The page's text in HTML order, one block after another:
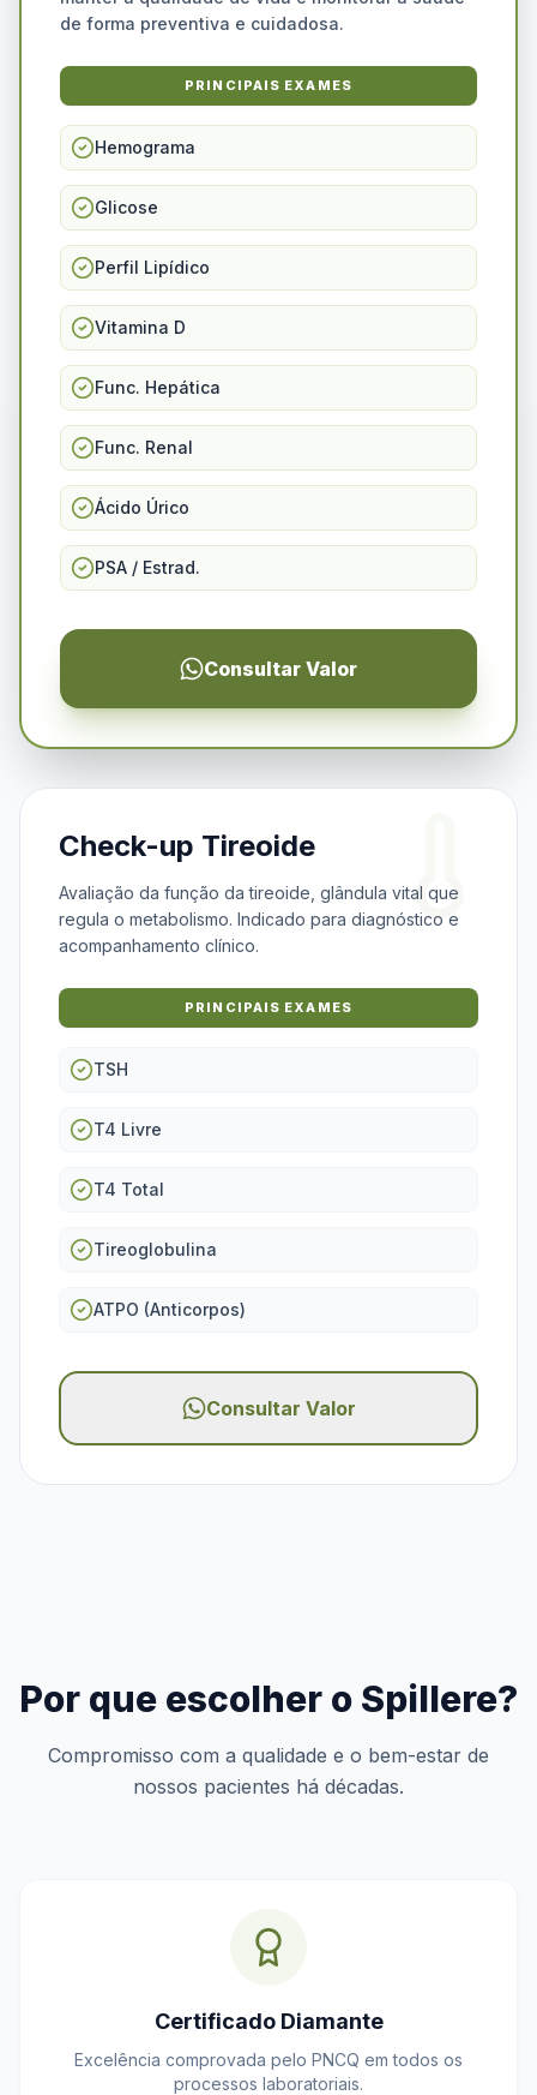
de forma preventiva e cuidadosa.
PRINCIPAIS EXAMES
Hemograma
Glicose
Perfil Lipídico
Vitamina D
Func. Hepática
Func. Renal
Ácido Úrico
PSA / Estrad.
Consultar Valor
Check-up Tireoide
Avaliação da função da tireoide, glândula vital que
regula o metabolismo. Indicado para diagnóstico e
acompanhamento clínico.
PRINCIPAIS EXAMES
TSH
T4 Livre
T4 Total
Tireoglobulina
ATPO (Anticorpos)
Consultar Valor
Por que escolher o Spillere?
Compromisso com a qualidade e o bem-estar de
nossos pacientes há décadas.
Certificado Diamante
Excelência comprovada pelo PNCQ em todos os
processos laboratoriais.